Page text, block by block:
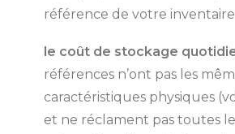
référence de votre
le coût de stockage
références n’ont pas les
caractéristiques physiques
et ne réclament pas toutes